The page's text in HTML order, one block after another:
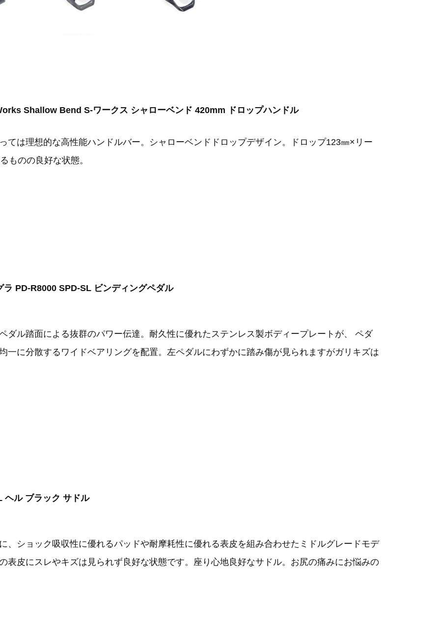
Shallow Bend S-ワークス シャローベンド 420mm ドロップハンドル
ては理想的な高性能ハンドルバー。シャローベンドドロップデザイン。ドロップ123㎜×リー
ものの良好な状態。
PD-R8000 SPD-SL ビンディングペダル
ダル踏面による抜群のパワー伝達。耐久性に優れたステンレス製ボディープレートが、 ペダ
一に分散するワイドベアリングを配置。左ペダルにわずかに踏み傷が見られますがガリキズは
ヘル ブラック サドル
、ショック吸収性に優れるパッドや耐摩耗性に優れる表皮を組み合わせたミドルグレードモデ
表皮にスレやキズは見られず良好な状態です。座り心地良好なサドル。お尻の痛みにお悩みの